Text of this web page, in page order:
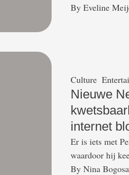
zaterdag
By Eveline
Culture
Nieuwe
internet
Er is iets met
waardoor hij
romantisch
By Nina